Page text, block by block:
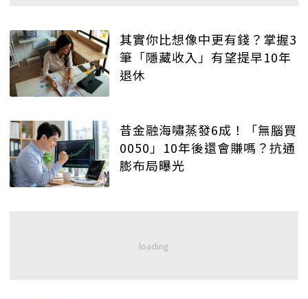
其實你比想像中更有錢？掌握3
筆「隱藏收入」有望提早10年
退休
昔金融海嘯蒸發6成！「無腦買
0050」10年後還會賺嗎？抗通
膨布局曝光